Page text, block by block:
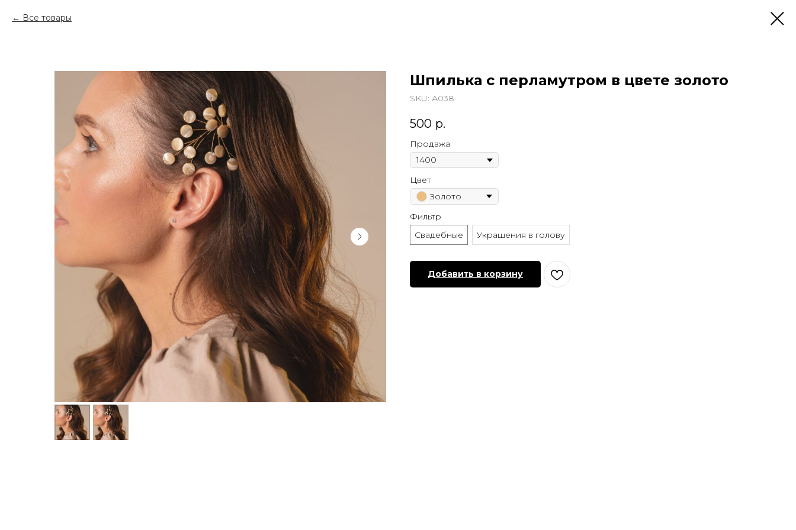
Все товары
Шпилька с перламутром в цвете золото
SKU: А038
500 р.
Продажа
Цвет
Золото
Фильтр
Свадебные
Украшения в голову
Добавить в корзину